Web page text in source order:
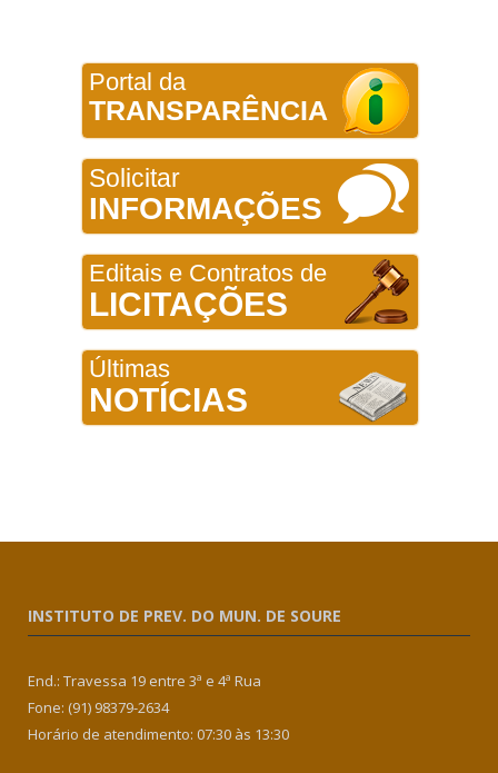
Portal da
TRANSPARÊNCIA
Solicitar
INFORMAÇÕES
Editais e Contratos de
LICITAÇÕES
Últimas
NOTÍCIAS
INSTITUTO DE PREV. DO MUN. DE SOURE
End.: Travessa 19 entre 3ª e 4ª Rua
Fone: (91) 98379-2634
Horário de atendimento: 07:30 às 13:30